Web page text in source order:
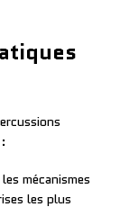
mécanismes
les plus